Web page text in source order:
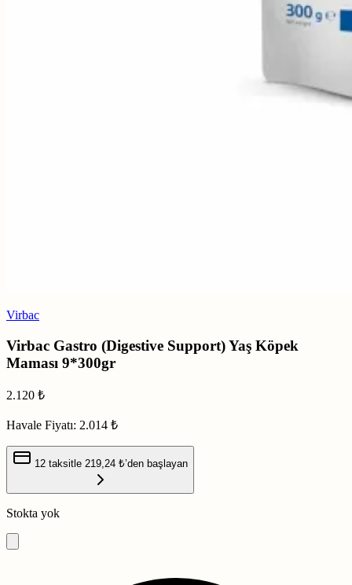
Virbac
Virbac Gastro (Digestive Support) Yaş Köpek
Maması 9*300gr
2.120 ₺
Havale Fiyatı: 2.014 ₺
12 taksitle 219,24 ₺’den başlayan
Stokta yok